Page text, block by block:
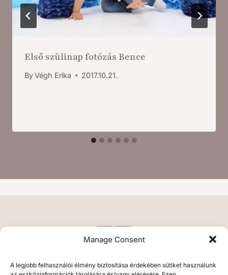
Manage Consent
A legjobb felhasználói élmény biztosítása érdekében sütiket használunk
Első szülinap fotózás Bence
ByVégh Erika 2017.10.21.